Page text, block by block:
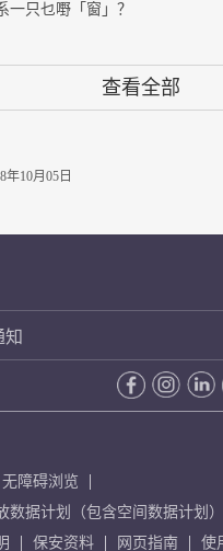
一只乜嘢「窗」？
查看全部
年10月05日
知
无障碍浏览
数据计划（包含空间数据计划）
保安资料 网页指南 使